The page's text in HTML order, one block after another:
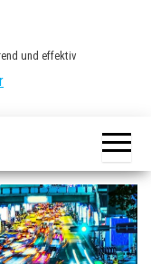
und effektiv